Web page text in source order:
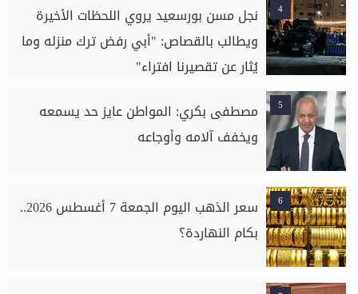
4
نجل مسن بورسعيد يروي اللحظات الأخيرة
ويطالب بالقصاص: "أبي رفض ترك منزله وما
يُثار عن تقصيرنا افتراء"
5
مصطفى بكري: المواطن عايز حد يسمعه
ويخفف آلامه وأوجاعه
6
سعر الذهب اليوم الجمعة 7 أغسطس 2026..
بكام النهاردة؟